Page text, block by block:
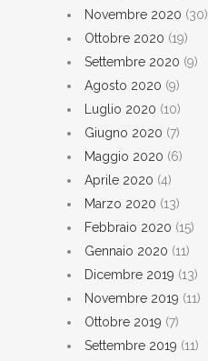
Novembre 2020 (30)
Ottobre 2020 (19)
Settembre 2020 (9)
Agosto 2020 (9)
Luglio 2020 (10)
Giugno 2020 (7)
Maggio 2020 (6)
Aprile 2020 (4)
Marzo 2020 (13)
Febbraio 2020 (15)
Gennaio 2020 (11)
Dicembre 2019 (13)
Novembre 2019 (11)
Ottobre 2019 (7)
Settembre 2019 (11)